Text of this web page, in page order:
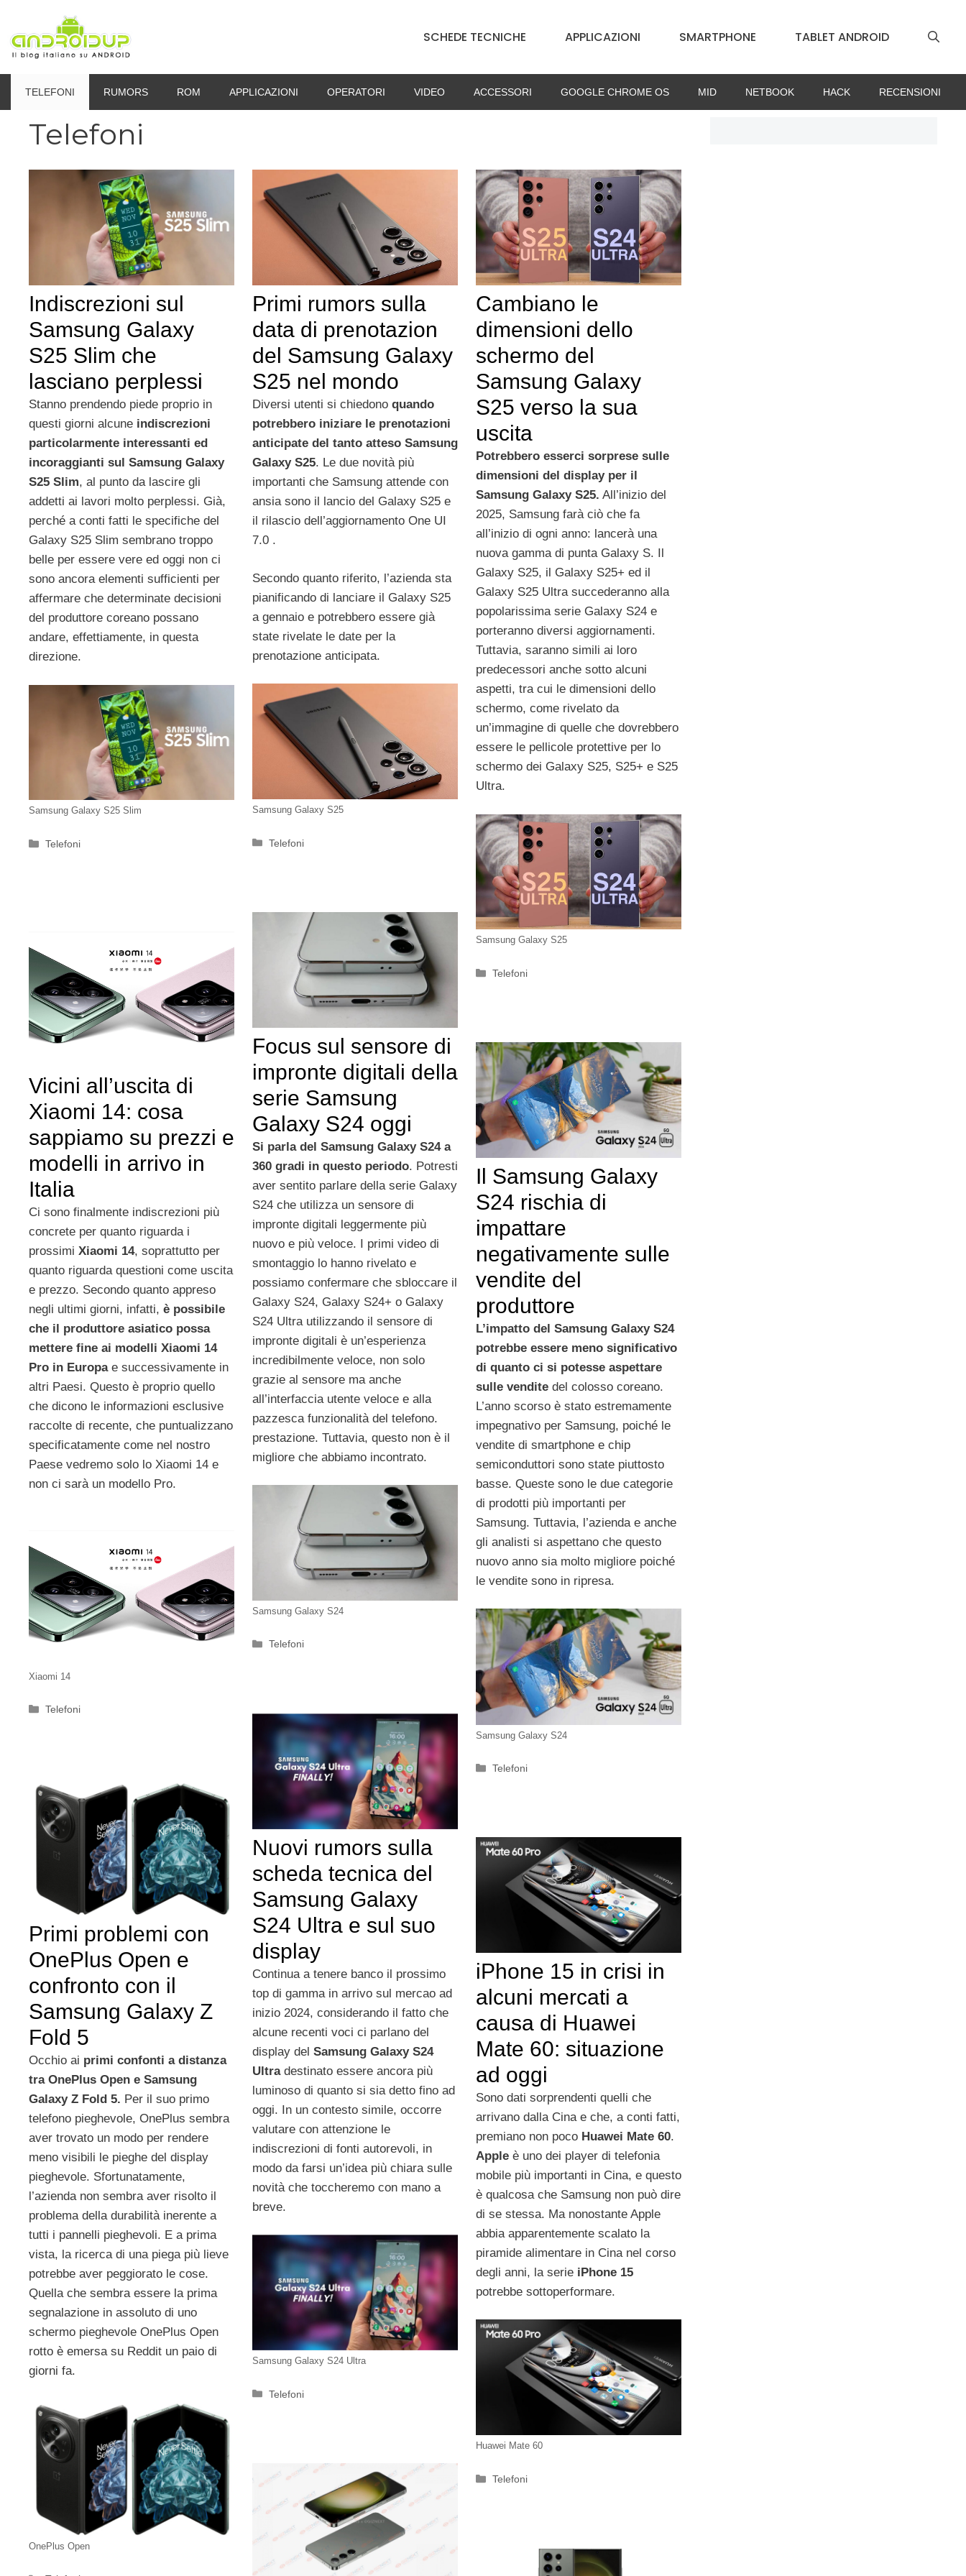
contenuto
SCHEDE TECNICHE APPLICAZIONI SMARTPHONE TABLET ANDROID
TELEFONI RUMORS ROM APPLICAZIONI OPERATORI VIDEO ACCESSORI GOOGLE CHROME OS MID NETBOOK HACK RECENSIONI
Telefoni
Indiscrezioni sul
Samsung Galaxy
S25 Slim che
lasciano perplessi
Stanno prendendo piede proprio in
questi giorni alcune indiscrezioni
particolarmente interessanti ed
incoraggianti sul Samsung Galaxy
S25 Slim, al punto da lascire gli
addetti ai lavori molto perplessi. Già,
perché a conti fatti le specifiche del
Galaxy S25 Slim sembrano troppo
belle per essere vere ed oggi non ci
sono ancora elementi sufficienti per
affermare che determinate decisioni
del produttore coreano possano
andare, effettiamente, in questa
direzione.
Samsung Galaxy S25 Slim
Categorie
Telefoni
Primi rumors sulla
data di prenotazion
del Samsung Galaxy
S25 nel mondo
Diversi utenti si chiedono quando
potrebbero iniziare le prenotazioni
anticipate del tanto atteso Samsung
Galaxy S25. Le due novità più
importanti che Samsung attende con
ansia sono il lancio del Galaxy S25 e
il rilascio dell’aggiornamento One UI
7.0 .
Secondo quanto riferito, l’azienda sta
pianificando di lanciare il Galaxy S25
a gennaio e potrebbero essere già
state rivelate le date per la
prenotazione anticipata.
Samsung Galaxy S25
Categorie
Telefoni
Cambiano le
dimensioni dello
schermo del
Samsung Galaxy
S25 verso la sua
uscita
Potrebbero esserci sorprese sulle
dimensioni del display per il
Samsung Galaxy S25. All’inizio del
2025, Samsung farà ciò che fa
all’inizio di ogni anno: lancerà una
nuova gamma di punta Galaxy S. Il
Galaxy S25, il Galaxy S25+ ed il
Galaxy S25 Ultra succederanno alla
popolarissima serie Galaxy S24 e
porteranno diversi aggiornamenti.
Tuttavia, saranno simili ai loro
predecessori anche sotto alcuni
aspetti, tra cui le dimensioni dello
schermo, come rivelato da
un’immagine di quelle che dovrebbero
essere le pellicole protettive per lo
schermo dei Galaxy S25, S25+ e S25
Ultra.
Samsung Galaxy S25
Categorie
Telefoni
Focus sul sensore di
impronte digitali della
serie Samsung
Galaxy S24 oggi
Si parla del Samsung Galaxy S24 a
360 gradi in questo periodo. Potresti
aver sentito parlare della serie Galaxy
S24 che utilizza un sensore di
impronte digitali leggermente più
nuovo e più veloce. I primi video di
smontaggio lo hanno rivelato e
possiamo confermare che sbloccare il
Galaxy S24, Galaxy S24+ o Galaxy
S24 Ultra utilizzando il sensore di
impronte digitali è un’esperienza
incredibilmente veloce, non solo
grazie al sensore ma anche
all’interfaccia utente veloce e alla
pazzesca funzionalità del telefono.
prestazione. Tuttavia, questo non è il
migliore che abbiamo incontrato.
Samsung Galaxy S24
Categorie
Telefoni
Vicini all’uscita di
Xiaomi 14: cosa
sappiamo su prezzi e
modelli in arrivo in
Italia
Ci sono finalmente indiscrezioni più
concrete per quanto riguarda i
prossimi Xiaomi 14, soprattutto per
quanto riguarda questioni come uscita
e prezzo. Secondo quanto appreso
negli ultimi giorni, infatti, è possibile
che il produttore asiatico possa
mettere fine ai modelli Xiaomi 14
Pro in Europae successivamente in
altri Paesi. Questo è proprio quello
che dicono le informazioni esclusive
raccolte di recente, che puntualizzano
specificatamente come nel nostro
Paese vedremo solo lo Xiaomi 14 e
non ci sarà un modello Pro.
Xiaomi 14
Categorie
Telefoni
Il Samsung Galaxy
S24 rischia di
impattare
negativamente sulle
vendite del
produttore
L’impatto del Samsung Galaxy S24
potrebbe essere meno significativo
di quanto ci si potesse aspettare
sulle venditedel colosso coreano.
L’anno scorso è stato estremamente
impegnativo per Samsung, poiché le
vendite di smartphone e chip
semiconduttori sono state piuttosto
basse. Queste sono le due categorie
di prodotti più importanti per
Samsung. Tuttavia, l’azienda e anche
gli analisti si aspettano che questo
nuovo anno sia molto migliore poiché
le vendite sono in ripresa.
Samsung Galaxy S24
Categorie
Telefoni
Nuovi rumors sulla
scheda tecnica del
Samsung Galaxy
S24 Ultra e sul suo
display
Continua a tenere banco il prossimo
top di gamma in arrivo sul mercao ad
inizio 2024, considerando il fatto che
alcune recenti voci ci parlano del
display del Samsung Galaxy S24
Ultradestinato essere ancora più
luminoso di quanto si sia detto fino ad
oggi. In un contesto simile, occorre
valutare con attenzione le
indiscrezioni di fonti autorevoli, in
modo da farsi un’idea più chiara sulle
novità che toccheremo con mano a
breve.
Samsung Galaxy S24 Ultra
Categorie
Telefoni
Primi problemi con
OnePlus Open e
confronto con il
Samsung Galaxy Z
Fold 5
Occhio ai primi confonti a distanza
tra OnePlus Open e Samsung
Galaxy Z Fold 5. Per il suo primo
telefono pieghevole, OnePlus sembra
aver trovato un modo per rendere
meno visibili le pieghe del display
pieghevole. Sfortunatamente,
l’azienda non sembra aver risolto il
problema della durabilità inerente a
tutti i pannelli pieghevoli. E a prima
vista, la ricerca di una piega più lieve
potrebbe aver peggiorato le cose.
Quella che sembra essere la prima
segnalazione in assoluto di uno
schermo pieghevole OnePlus Open
rotto è emersa su Reddit un paio di
giorni fa.
OnePlus Open
iPhone 15 in crisi in
alcuni mercati a
causa di Huawei
Mate 60: situazione
ad oggi
Sono dati sorprendenti quelli che
arrivano dalla Cina e che, a conti fatti,
premiano non poco Huawei Mate 60.
Appleè uno dei player di telefonia
mobile più importanti in Cina, e questo
è qualcosa che Samsung non può dire
di se stessa. Ma nonostante Apple
abbia apparentemente scalato la
piramide alimentare in Cina nel corso
degli anni, la serie iPhone 15
potrebbe sottoperformare.
Huawei Mate 60
Categorie
Telefoni